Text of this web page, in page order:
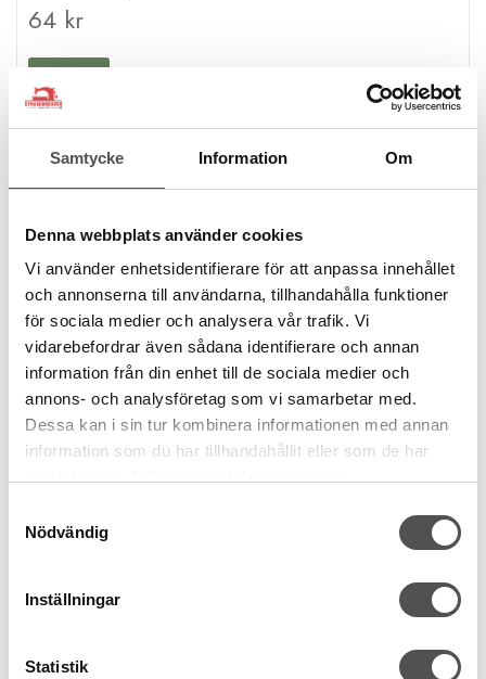
Samtycke Information Om
Denna webbplats använder cookies
Vi använder enhetsidentifierare för att anpassa innehållet
och annonserna till användarna, tillhandahålla funktioner
för sociala medier och analysera vår trafik. Vi
vidarebefordrar även sådana identifierare och annan
information från din enhet till de sociala medier och
annons- och analysföretag som vi samarbetar med.
Dessa kan i sin tur kombinera informationen med annan
information som du har tillhandahållit eller som de har
Nödvändig
Inställningar
Statistik
64 kr
Finns i lager
Schmetz
Schmetz overlocknålar ELx705 SUK CF Jersey nr 80-